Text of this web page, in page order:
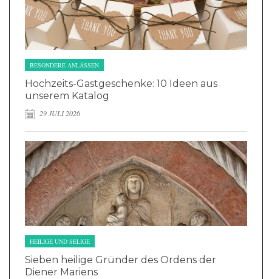
BESONDERE ANLÄSSEN
Hochzeits-Gastgeschenke: 10 Ideen aus
unserem Katalog
29 JULI 2026
HEILIGE UND SELIGE
Sieben heilige Gründer des Ordens der
Diener Mariens